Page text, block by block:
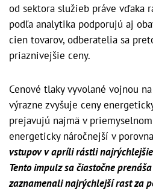
od sektora služieb práve vďaka
podľa analytika podporujú aj
cien tovarov, odberatelia sa
priaznivejšie ceny.
Cenové tlaky vyvolané vojnou
výrazne zvyšuje ceny
prejavujú najmä v
energeticky náročnejší v
vstupov v apríli rástli
Tento impulz sa čiastočne
zaznamenali najrýchlejší rast za